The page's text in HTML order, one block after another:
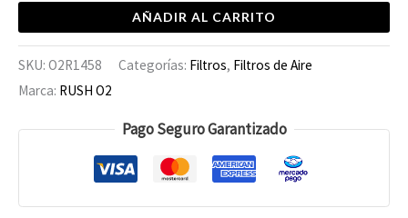
AÑADIR AL CARRITO
SKU: O2R1458 Categorías: Filtros, Filtros de Aire
Marca: RUSH O2
Pago Seguro Garantizado